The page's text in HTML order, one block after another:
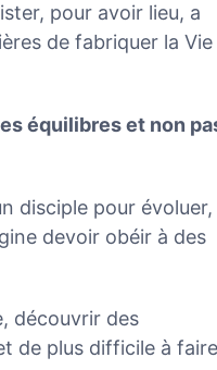
pour avoir lieu, a
de fabriquer la Vie
équilibres et non
disciple pour évoluer,
devoir obéir à des
découvrir des
de plus difficile à